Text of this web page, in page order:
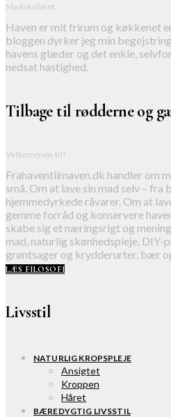
Madskribent
Haven er mit frirum og køkkenet
bloggen dyrker jeg min
havens glæder og det enkle,
nedsat hastighed.
Tilbage til rødderne og
Velkommen til!
Frahaventilmaven.dk handler om
små. Om at lave sin mad selv – fra
hjemmedyrkede råvarer. Om at
gemme forråd og konservere
skabe sig et næringsrigt og
mad, naturlig skønhedspleje,
grøntsager og krydderurter, bær
LÆS FILOSOFI
Livsstil
NATURLIG KROPSPLEJE
Ansigtet
Kroppen
Håret
BÆREDYGTIG LIVSSTIL